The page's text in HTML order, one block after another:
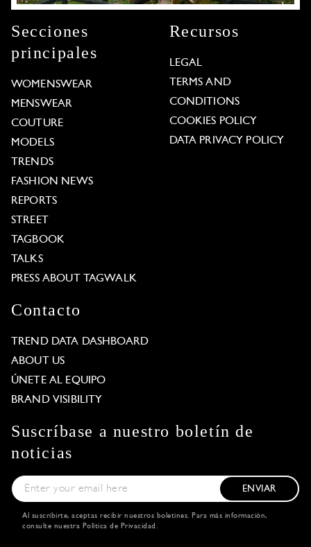
Secciones
principales
WOMENSWEAR
MENSWEAR
COUTURE
MODELS
TRENDS
FASHION NEWS
REPORTS
STREET
TAGBOOK
TALKS
PRESS ABOUT TAGWALK
Recursos
LEGAL
TERMS AND
CONDITIONS
COOKIES POLICY
DATA PRIVACY POLICY
Contacto
TREND DATA DASHBOARD
ABOUT US
ÚNETE AL EQUIPO
BRAND VISIBILITY
Suscríbase a nuestro boletín de
noticias
ENVIAR
Al suscribirte, aceptas recibir nuestros boletines. Para más información,
consulte nuestra Política de Privacidad .